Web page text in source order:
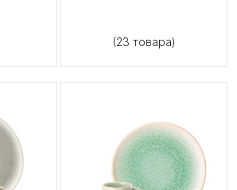
(23 товара)